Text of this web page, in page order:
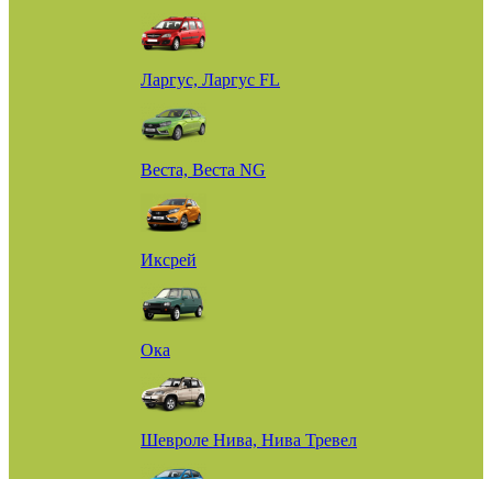
Ларгус, Ларгус FL
Веста, Веста NG
Иксрей
Ока
Шевроле Нива, Нива Тревел